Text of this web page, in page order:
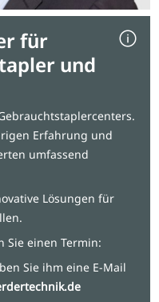
für
und
Erfahrung und
umfassend
Lösungen für
Sie einen Termin:
Sie ihm eine E-Mail